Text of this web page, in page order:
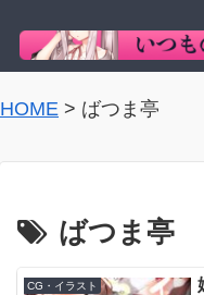
HOME > ばつま亭
ばつま亭
CG・イラスト